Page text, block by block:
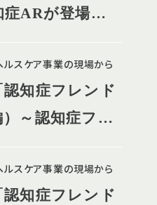
ARが登場し
スケア事業の現場から
知症フレンド
～認知症フレ
スケア事業の現場から
知症フレンド